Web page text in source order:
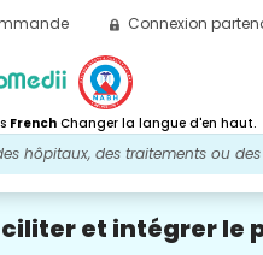
Connexion
French Changer la langue d'en haut.
et intégrer le